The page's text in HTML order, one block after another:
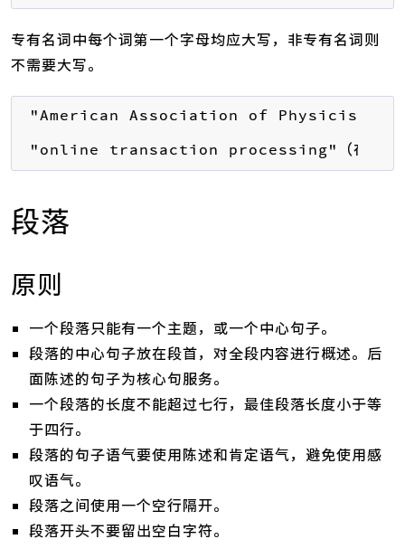
专有名词中每个词第一个字母均应大写，非专有名词则
不需要大写。
"American Association of Physicists in
"online transaction processing"（在线事务处
段落
原则
一个段落只能有一个主题，或一个中心句子。
段落的中心句子放在段首，对全段内容进行概述。后
面陈述的句子为核心句服务。
一个段落的长度不能超过七行，最佳段落长度小于等
于四行。
段落的句子语气要使用陈述和肯定语气，避免使用感
叹语气。
段落之间使用一个空行隔开。
段落开头不要留出空白字符。